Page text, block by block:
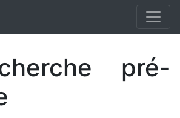
pré-